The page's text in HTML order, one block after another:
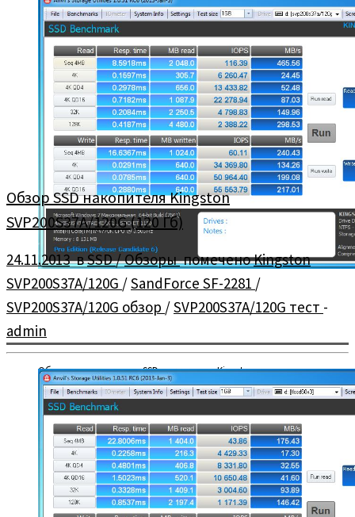
Обзор и тестирование SSD накопителя Kingston
SVP200S37A/120G (120 Гб).
Обзор SSD накопителя Kingston
SVP200S37A/120G (120 Гб)
24.11.2013вSSD/ОбзорыпомеченоKingston
SVP200S37A/120G /SandForce SF-2281 /
SVP200S37A/120G обзор /SVP200S37A/120G тест -
admin